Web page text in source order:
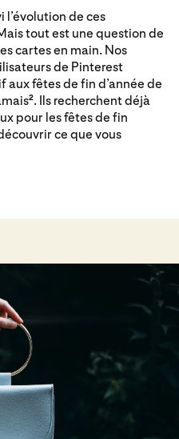
l’évolution de ces
tout est une question de
cartes en main. Nos
de Pinterest
fêtes de fin d’année de
2. Ils recherchent déjà
pour les fêtes de fin
ce que vous